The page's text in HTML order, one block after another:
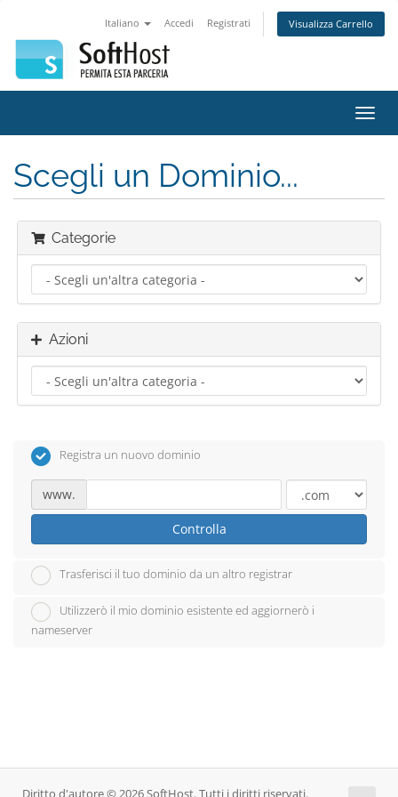
Italiano Accedi Registrati Visualizza Carrello
Attiva
Scegli un Dominio...
Categorie
Azioni
Registra un nuovo dominio
www.
Controlla
Trasferisci il tuo dominio da un altro registrar
Utilizzerò il mio dominio esistente ed aggiornerò i
nameserver
Diritto d'autore © 2026 SoftHost. Tutti i diritti riservati.